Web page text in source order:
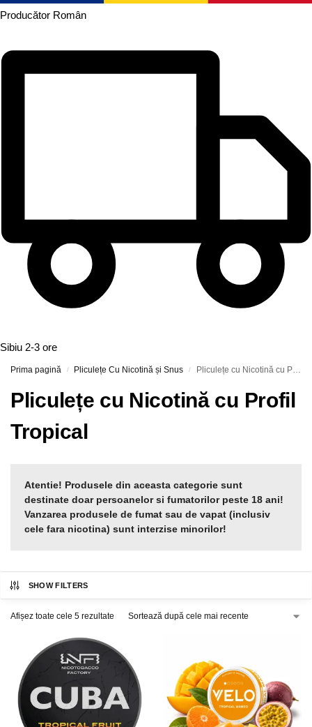
Producător Român
Sibiu 2-3 ore
Prima pagină / Pliculețe Cu Nicotină și Snus / Pliculețe cu Nicotină cu Profil Tropical
Pliculețe cu Nicotină cu Profil
Tropical
Atentie! Produsele din aceasta categorie sunt
destinate doar persoanelor si fumatorilor peste 18 ani!
Vanzarea produsele de fumat sau de vapat (inclusiv
cele fara nicotina) sunt interzise minorilor!
SHOW FILTERS
Afișez toate cele 5 rezultate